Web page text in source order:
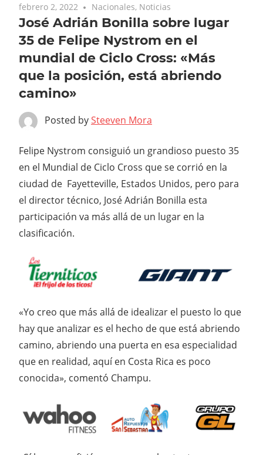
febrero 2, 2022 Nacionales, Noticias
José Adrián Bonilla sobre lugar
35 de Felipe Nystrom en el
mundial de Ciclo Cross: «Más
que la posición, está abriendo
camino»
Posted bySteeven Mora
Felipe Nystrom consiguió un grandioso puesto 35
en el Mundial de Ciclo Cross que se corrió en la
ciudad de Fayetteville, Estados Unidos, pero para
el director técnico, José Adrián Bonilla esta
participación va más allá de un lugar en la
clasificación.
«Yo creo que más allá de idealizar el puesto lo que
hay que analizar es el hecho de que está abriendo
camino, abriendo una puerta en esa especialidad
que en realidad, aquí en Costa Rica es poco
conocida», comentó Champu.